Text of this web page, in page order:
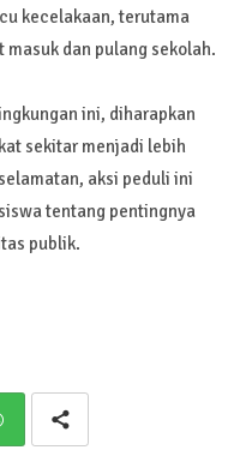
kecelakaan, terutama
dan pulang sekolah.
ini, diharapkan
sekitar menjadi lebih
aksi peduli ini
tentang pentingnya
publik.